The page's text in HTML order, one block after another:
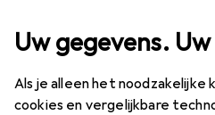
Uw gegevens.
Als je alleen het
cookies en vergelijkbare
accessoires Adriatic Plastic